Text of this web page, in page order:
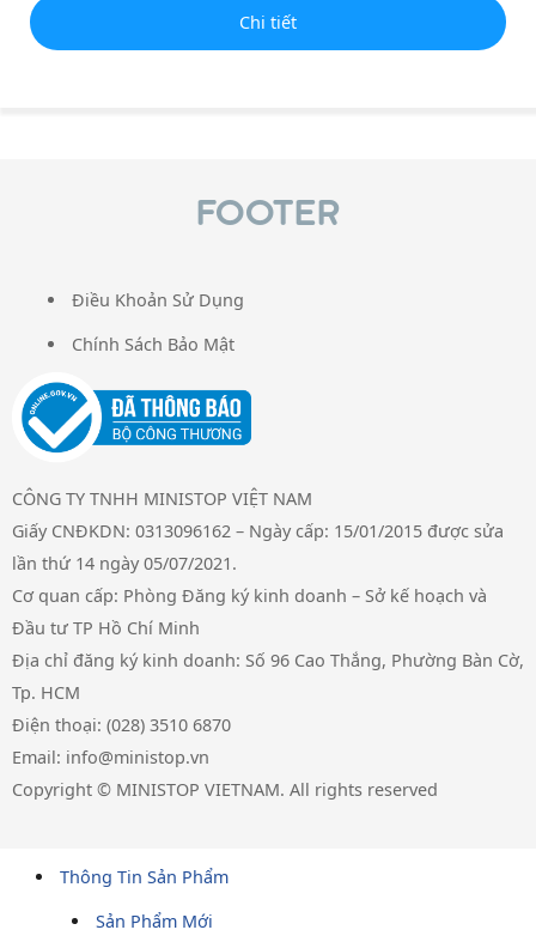
Chi tiết
FOOTER
Điều Khoản Sử Dụng
Chính Sách Bảo Mật
CÔNG TY TNHH MINISTOP VIỆT NAM
Giấy CNĐKDN: 0313096162 – Ngày cấp: 15/01/2015 được sửa
lần thứ 14 ngày 05/07/2021.
Cơ quan cấp: Phòng Đăng ký kinh doanh – Sở kế hoạch và
Đầu tư TP Hồ Chí Minh
Địa chỉ đăng ký kinh doanh: Số 96 Cao Thắng, Phường Bàn Cờ,
Tp. HCM
Điện thoại: (028) 3510 6870
Email: info@ministop.vn
Copyright © MINISTOP VIETNAM. All rights reserved
Thông Tin Sản Phẩm
Sản Phẩm Mới